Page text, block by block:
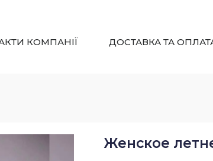
КОМПАНІЇ ДОСТАВКА ТА
Женское